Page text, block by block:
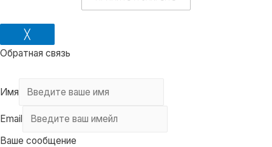
╳
Обратная связь
Имя
Email
Ваше сообщение